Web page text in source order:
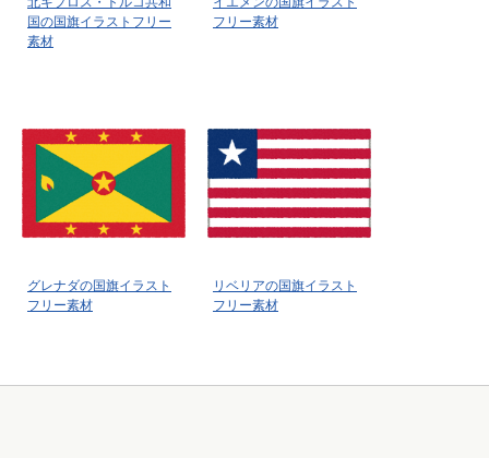
国の国旗イラストフリー
素材
フリー素材
グレナダの国旗イラスト
フリー素材
リベリアの国旗イラスト
フリー素材